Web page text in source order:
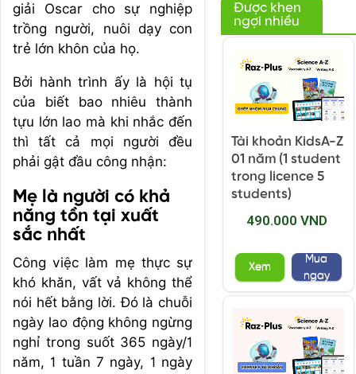
giải Oscar cho sự nghiệp
trồng người, nuôi dạy con
trẻ lớn khôn của họ.
Bởi hành trình ấy là hội tụ
của biết bao nhiêu thành
tựu lớn lao mà khi nhắc đến
thì tất cả mọi người đều
phải gật đầu công nhận:
Mẹ là người có khả
năng tồn tại xuất
sắc nhất
Công việc làm mẹ thực sự
khó khăn, vất vả không thể
nói hết bằng lời. Đó là chuỗi
ngày lao động không ngừng
nghỉ trong suốt 365 ngày/1
năm, 1 tuần 7 ngày, 1 ngày
Được khen
ngợi nhiều
Tài khoản KidsA-Z
01 năm (1 student
trong licence 5
students)
490.000 VND
Xem
Mua
ngay